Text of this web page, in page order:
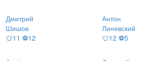
Дмитрий
Шишов
👕11 ⚽12
Антон
Линевский
👕12 ⚽5